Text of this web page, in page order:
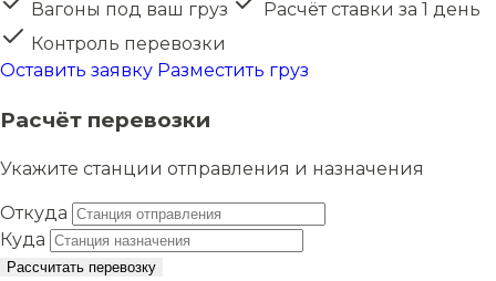
Вагоны под ваш груз
Расчёт ставки за 1 день
Контроль перевозки
Оставить заявку Разместить груз
Расчёт перевозки
Укажите станции отправления и назначения
Откуда
Куда
Рассчитать перевозку